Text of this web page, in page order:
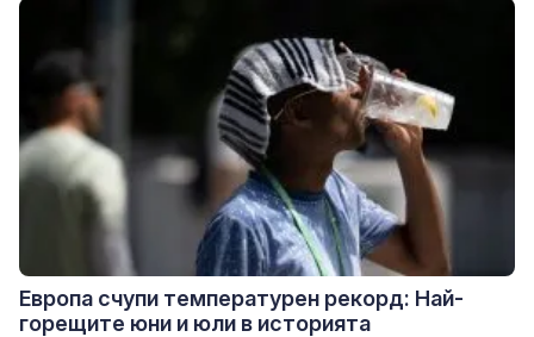
Европа счупи температурен рекорд: Най-
горещите юни и юли в историята